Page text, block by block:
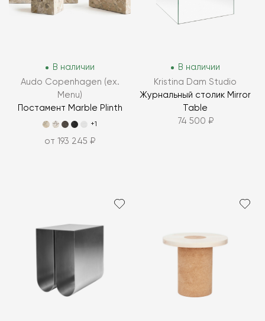
В наличии
Audo Copenhagen (ex.
Menu)
Постамент Marble Plinth
+1
от 193 245 ₽
В наличии
Kristina Dam Studio
Журнальный столик Mirror
Table
74 500 ₽